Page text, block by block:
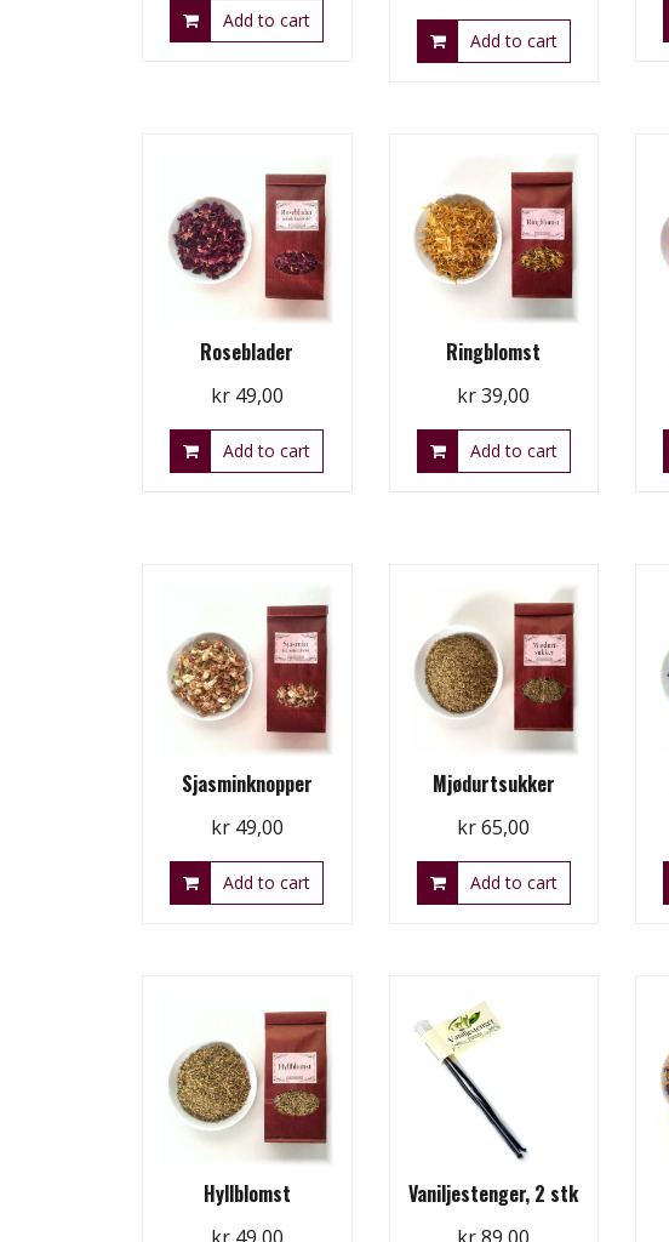
Add to cart
Add to cart
Roseblader
kr49,00
Add to cart
Ringblomst
kr39,00
Add to cart
Sjasminknopper
kr49,00
Add to cart
Mjødurtsukker
kr65,00
Add to cart
Hyllblomst Vaniljestenger, 2 stk